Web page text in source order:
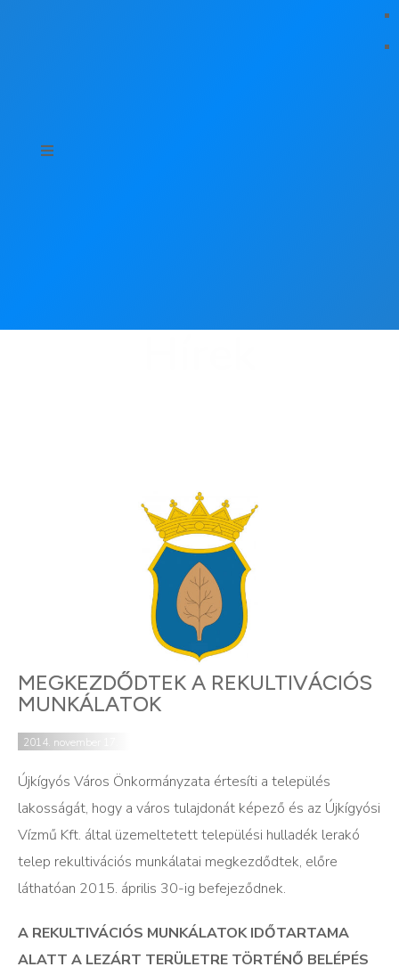
MEGKEZDŐDTEK A REKULTIVÁCIÓS
MUNKÁLATOK
2014. november 17.
Újkígyós Város Önkormányzata értesíti a település
lakosságát, hogy a város tulajdonát képező és az Újkígyósi
Vízmű Kft. által üzemeltetett települési hulladék lerakó
telep rekultivációs munkálatai megkezdődtek, előre
láthatóan 2015. április 30-ig befejeződnek.
A REKULTIVÁCIÓS MUNKÁLATOK IDŐTARTAMA
ALATT A LEZÁRT TERÜLETRE TÖRTÉNŐ BELÉPÉS